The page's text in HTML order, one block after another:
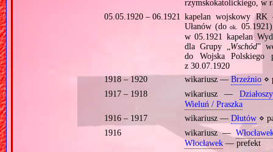
rzymskokatolickiego, w
05.05.1920 – 06.1921
kapelan wojskowy
Ułanów (dook.
w 05.1921 kapelan
dla Grupy „ Wschód”
do Wojska Polskiego
z 30.07.1920
1918 – 1920
wikariusz — Brzeźnio⋄
1917 – 1918
wikariusz —
Wieluń / Praszka
1916 – 1917
wikariusz — Dłutów⋄
1916
wikariusz —
Włocławek— prefekt